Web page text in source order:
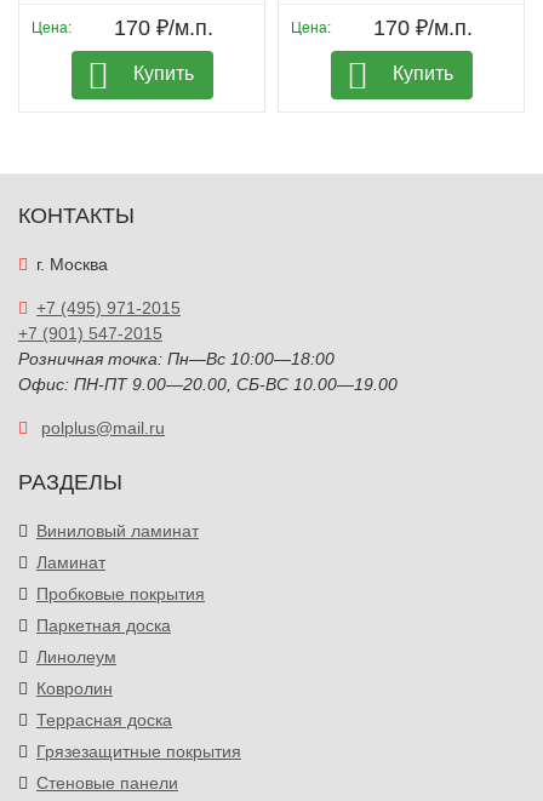
Цена: 170 ₽/м.п.
Купить
Цена: 170 ₽/м.п.
Купить
КОНТАКТЫ
г. Москва
+7 (495) 971-2015
+7 (901) 547-2015
Розничная точка: Пн—Вс 10:00—18:00
Офис: ПН-ПТ 9.00—20.00, СБ-ВС 10.00—19.00
polplus@mail.ru
РАЗДЕЛЫ
Виниловый ламинат
Ламинат
Пробковые покрытия
Паркетная доска
Линолеум
Ковролин
Террасная доска
Грязезащитные покрытия
Стеновые панели